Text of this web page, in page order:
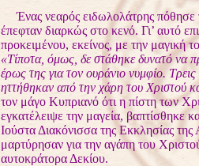
Ένας νεαρός ειδωλολάτρης πόθησε
έπεφταν διαρκώς στο κενό. Γι’ αυτό
προκειμένου, εκείνος, με την μαγική
«Τίποτα, όμως, δε στάθηκε δυνατό να
έρως της για τον ουράνιο νυμφίο.
ηττήθηκαν από την χάρη του Χριστού
τον μάγο Κυπριανό ότι η πίστη των
εγκατέλειψε την μαγεία, βαπτίσθηκε
Ιούστα Διακόνισσα της Εκκλησίας της
μαρτύρησαν για την αγάπη του
αυτοκράτορα Δεκίου.